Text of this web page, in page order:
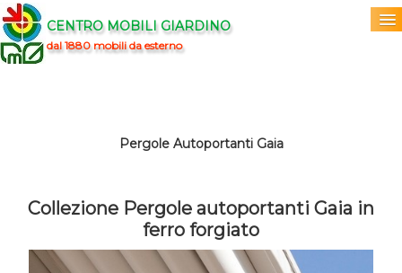
CENTRO MOBILI GIARDINO
dal 1880 mobili da esterno
Prodotti ▼
Info ▼
Pergole Autoportanti Gaia
Collezione Pergole autoportanti Gaia in
ferro forgiato